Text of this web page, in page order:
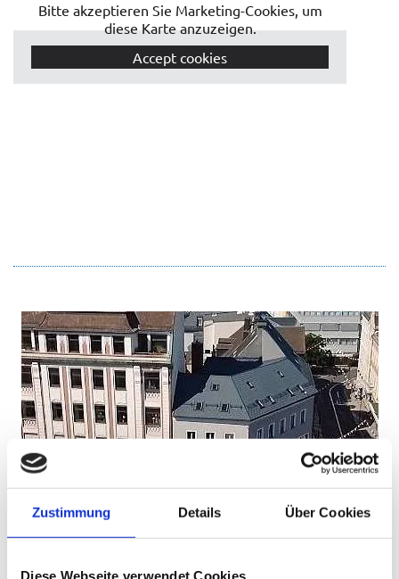
Zustimmung Details Über Cookies
Diese Webseite verwendet Cookies
Bitte akzeptieren Sie Marketing-Cookies, um
diese Karte anzuzeigen.
Accept cookies